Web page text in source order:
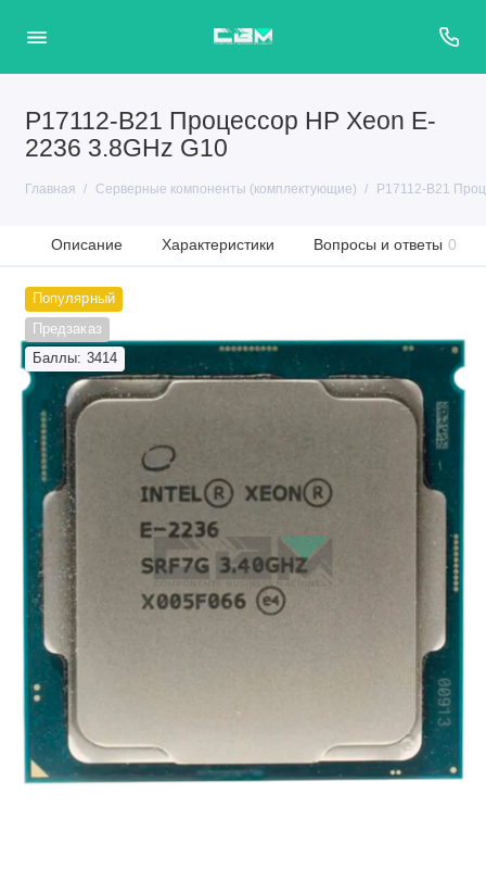
P17112-B21 Процессор HP Xeon E-
2236 3.8GHz G10
Главная Серверные компоненты (комплектующие) P17112-B21
Описание Характеристики Вопросы и ответы 0
Популярный
Предзаказ
Баллы: 3414